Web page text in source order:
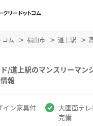
コム 福山市 道上駅
/道上駅のマンスリーマン
報
イン家具付
大画面テ
完備